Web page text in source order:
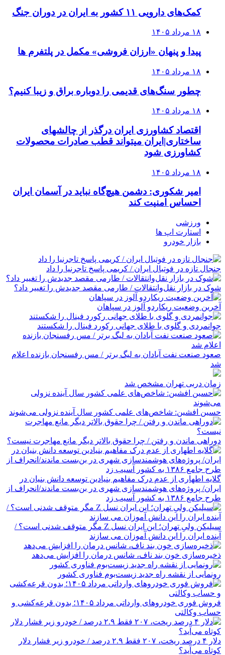
کمک‌های دارویی ۱۱ کشور به ایران در دوران جنگ
۱۸ مرداد ۱۴۰۵
پیدا و پنهان «ارزان فروشی» مکمل در پلتفرم ها
۱۸ مرداد ۱۴۰۵
چطور سنگ‌های قدیمی را دوباره براق و زیبا کنیم؟
۱۸ مرداد ۱۴۰۵
اقتصاد کشاورزی ایران درگذر از چالشهای
ساختاری|ایران میتواند قطب صادرات محصولات
کشاورزی شود
۱۸ مرداد ۱۴۰۵
امیر شکوری: دشمن هیچ‌گاه نباید در آسمان ایران
احساس امنیت کند
ورزشی
استارت اپ ها
بازار خودرو
جنجال تازه در فوتبال ایران / کریمی پاسخ تاجرنیا را داد
شوک در بازار نقل‌وانتقالات / طارمی مقصد جدیدش را تغییر داد؟
آخرین وضعیت ریکاردو آلوز در سپاهان
جوانمردی و گلوی با طلای جهانی رکورد فینال را شکستند
صعود صنعت نفت آبادان به لیگ برتر / مس رفسنجان بازنده اعلام
شد
زمان دربی تهران مشخص شد
حسین افشین: شاخص‌های علمی کشور سال آینده نزولی می‌شوند
دوراهی ماندن و رفتن / چرا حقوق بالاتر دیگر مانع مهاجرت نیست؟
گلایه اطهاری از عدم درک مفاهیم بنیادین توسعه دانش بنیان در
ایران/ پروژه‌های هوشمندسازی شهری در بن‌بست ماندند/انحراف از
طرح جامع ۱۳۸۶ به کشور آسیب زد
سیلیکن ولیِ تهران؛ این ایران نسل Z مگر متوقف شدنی است؟ /
آینده ایران را این دانش آموزان می سازند
ذخیره‌سازی خون بند ناف، شانس درمان را افزایش می‌دهد
رونمایی از نقشه راه جدید زیست‌بوم فناوری کشور
فروش فوری خودروهای وارداتی مرداد ۱۴۰۵؛ بدون قرعه‌کشی و
حساب وکالتی
دلار ۴ درصد ریخت، ۲۰۷ فقط ۲.۹ درصد / خودرو زیر فشار دلار
کوتاه می‌آید؟